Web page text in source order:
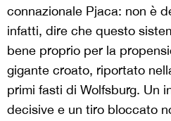
connazionale Pjaca: non è
infatti, dire che questo
bene proprio per la
gigante croato, riportato
primi fasti di Wolfsburg. Un
decisive e un tiro bloccato